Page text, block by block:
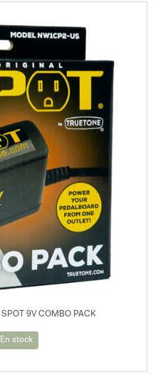
SPOT 9V COMBO PACK
En stock